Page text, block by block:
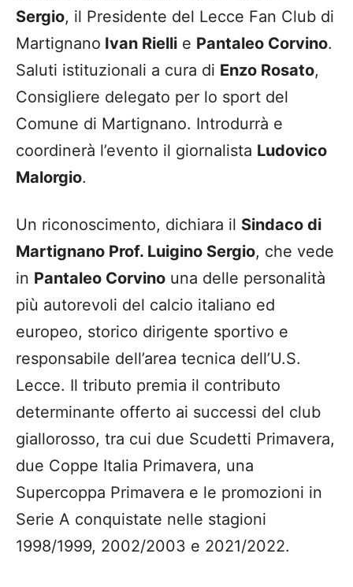
Sergio, il Presidente del Lecce Fan Club di
Martignano Ivan Rielli e Pantaleo Corvino.
Saluti istituzionali a cura di Enzo Rosato,
Consigliere delegato per lo sport del
Comune di Martignano. Introdurrà e
coordinerà l’evento il giornalista Ludovico
Malorgio.
Un riconoscimento, dichiara il Sindaco di
Martignano Prof. Luigino Sergio, che vede
in Pantaleo Corvino una delle personalità
più autorevoli del calcio italiano ed
europeo, storico dirigente sportivo e
responsabile dell’area tecnica dell’U.S.
Lecce. Il tributo premia il contributo
determinante offerto ai successi del club
giallorosso, tra cui due Scudetti Primavera,
due Coppe Italia Primavera, una
Supercoppa Primavera e le promozioni in
Serie A conquistate nelle stagioni
1998/1999, 2002/2003 e 2021/2022.